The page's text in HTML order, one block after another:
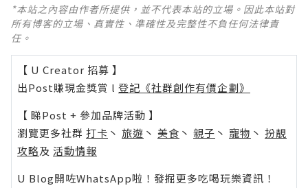
*本站之內容由作者所提供，並不代表本站的立場。因此本站對
所有博客的立場、真實性、準確性及完整性不負任何法律責
任。
【 U Creator 招募 】
出Post賺現金獎賞 l 登記《社群創作有價企劃》
【 睇Post + 參加品牌活動 】
瀏覽更多社群 打卡 丶 旅遊 丶 美食 丶 親子 丶 寵物 丶 扮靚
攻略及 活動情報
U Blog開咗WhatsApp啦！發掘更多吃喝玩樂資訊！